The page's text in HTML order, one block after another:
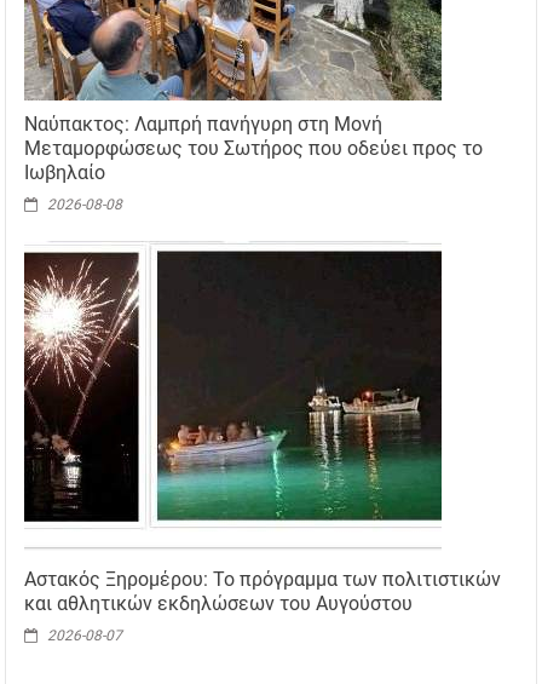
Ναύπακτος: Λαμπρή πανήγυρη στη Μονή
Μεταμορφώσεως του Σωτήρος που οδεύει προς το
Ιωβηλαίο
2026-08-08
Αστακός Ξηρομέρου: Το πρόγραμμα των πολιτιστικών
και αθλητικών εκδηλώσεων του Αυγούστου
2026-08-07